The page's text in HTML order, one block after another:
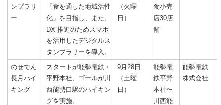
ンプラリ
ー
「食を通した地域活性
化」を目指し、また、
DX 推進のためスマホ
を活用したデジタルス
タンプラリーを導入。
（火曜
日）
食小売
店30店
舗
のせでん
長月ハイ
キング
スタートが能勢電鉄・
平野本社、ゴールが川
西能勢口駅のハイキン
グを実施。
9月28日
（土曜
日）
能勢電
鉄平野
本社〜
川西能
能勢電鉄
株式会社